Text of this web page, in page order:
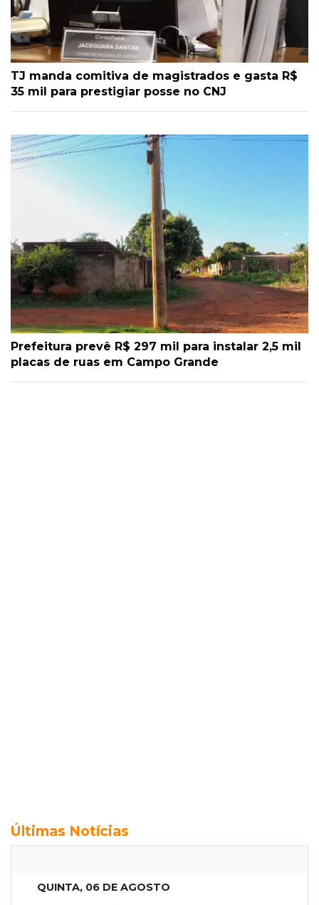
TJ manda comitiva de magistrados e gasta R$
35 mil para prestigiar posse no CNJ
Prefeitura prevê R$ 297 mil para instalar 2,5 mil
placas de ruas em Campo Grande
Últimas Notícias
QUINTA, 06 DE AGOSTO